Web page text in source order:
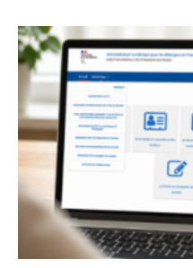
Gouvernement
pouvait
suspendre
leur
importation
Services
publics
le
Conseil
d’État
enjoint
l’État
de